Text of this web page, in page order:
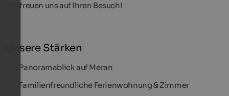
Wir freuen uns auf Ihren Besuch!
Unsere Stärken
Panoramablick auf Meran
Familienfreundliche Ferienwohnung & Zimmer